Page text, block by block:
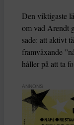
Den viktigaste
om vad Arendt
sade: att aktivt
framväxande
håller på att ta
ANNONS